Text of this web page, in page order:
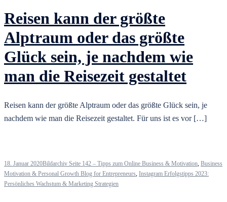
Reisen kann der größte
Alptraum oder das größte
Glück sein, je nachdem wie
man die Reisezeit gestaltet
Reisen kann der größte Alptraum oder das größte Glück sein, je
nachdem wie man die Reisezeit gestaltet. Für uns ist es vor […]
18. Januar 2020Bildarchiv Seite 142 – Tipps zum Online Business & Motivation, Business
Motivation & Personal Growth Blog for Entrepreneurs, Instagram Erfolgstipps 2023:
Persönliches Wachstum & Marketing Strategien